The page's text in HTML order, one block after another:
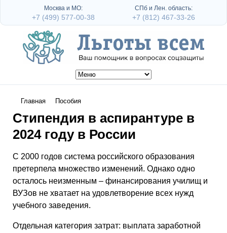
Главная Пособия
Стипендия в аспирантуре в
2024 году в России
С 2000 годов система российского образования
претерпела множество изменений. Однако одно
осталось неизменным – финансирования училищ и
ВУЗов не хватает на удовлетворение всех нужд
учебного заведения.
Отдельная категория затрат: выплата заработной
Москва и МО:
+7 (499) 577-00-38
СПб и Лен. область:
+7 (812) 467-33-26